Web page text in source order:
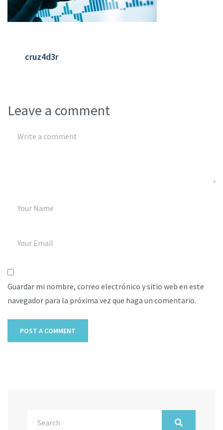
cruz4d3r
Leave a comment
Guardar mi nombre, correo electrónico y sitio web en este
navegador para la próxima vez que haga un comentario.